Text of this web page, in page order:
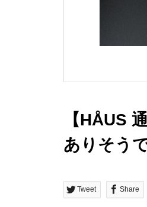
【HÅUS
ありそう
Tweet Share